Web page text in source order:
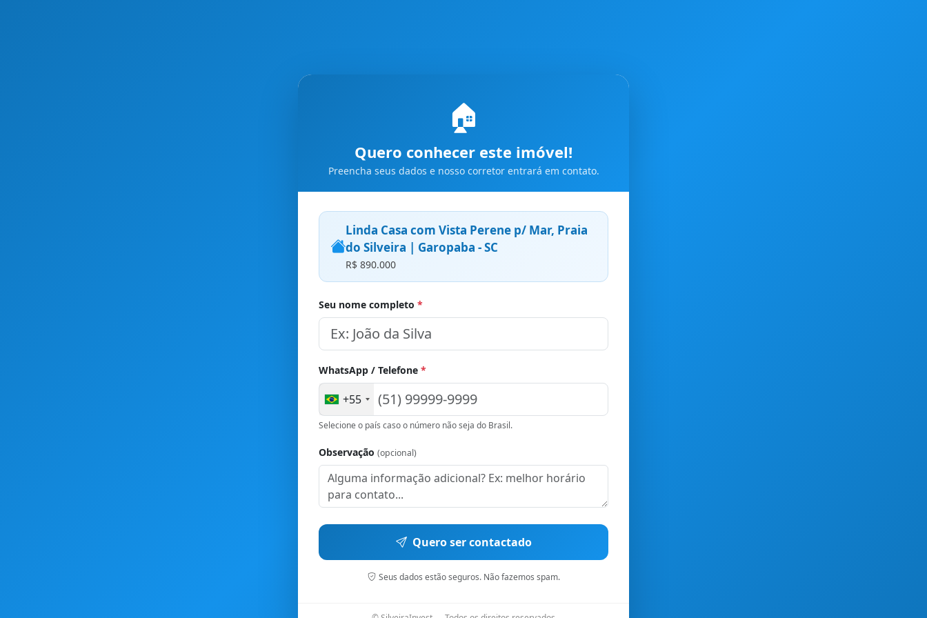
🏠
Quero conhecer este imóvel!
Preencha seus dados e nosso corretor entrará em contato.
Linda Casa com Vista Perene p/ Mar, Praia
do Silveira | Garopaba - SC
R$ 890.000
Seu nome completo *
WhatsApp / Telefone *
+55
Selecione o país caso o número não seja do Brasil.
Observação (opcional)
Quero ser contactado
Seus dados estão seguros. Não fazemos spam.